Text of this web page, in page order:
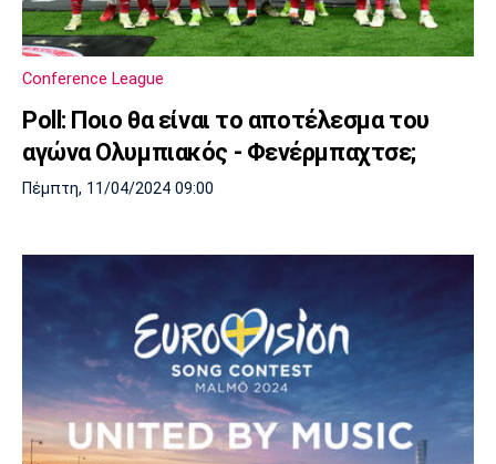
Conference League
Poll: Ποιο θα είναι το αποτέλεσμα του
αγώνα Ολυμπιακός - Φενέρμπαχτσε;
Πέμπτη, 11/04/2024 09:00